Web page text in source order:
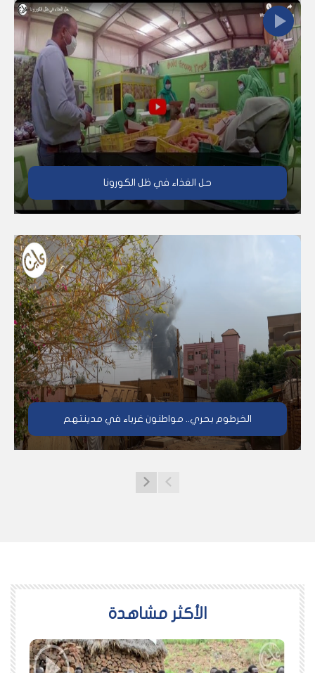
حل الغذاء في ظل الكورونا
الخرطوم بحري.. مواطنون غرباء في مدينتهم
اﻷكثر مشاهدة